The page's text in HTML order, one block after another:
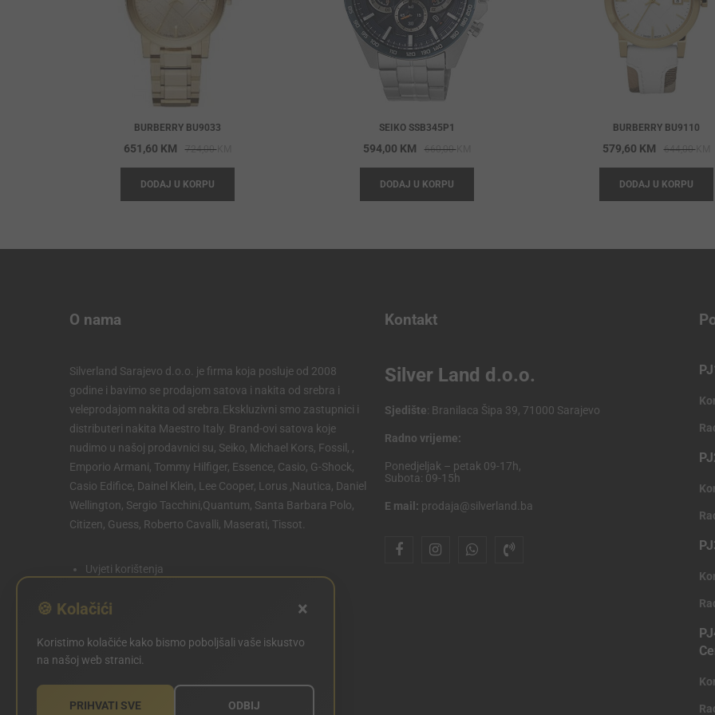
BURBERRY BU9033
724,00KM
price
724,00 KM.
651,60 KM
price
651,60 KM.
DODAJ U KORPU
SEIKO SSB345P1
660,00KM
price
660,00 KM.
594,00 KM
price
594,00 KM.
DODAJ U KORPU
BURBERRY BU9110
644,00KM
579,60 KM
DODAJ U KORPU
O nama
Silverland Sarajevo d.o.o. je firma koja posluje od 2008
godine i bavimo se prodajom satova i nakita od srebra i
veleprodajom nakita od srebra.Ekskluzivni smo zastupnici i
distributeri nakita Maestro Italy. Brand-ovi satova koje
nudimo u našoj prodavnici su, Seiko, Michael Kors, Fossil, ,
Emporio Armani, Tommy Hilfiger, Essence, Casio, G-Shock,
Casio Edifice, Dainel Klein, Lee Cooper, Lorus ,Nautica, Daniel
Wellington, Sergio Tacchini,Quantum, Santa Barbara Polo,
Citizen, Guess, Roberto Cavalli, Maserati, Tissot.
Uvjeti korištenja
Politika kolačića
POSTAVKE KOLAČIĆA
Kontakt
Silver Land d.o.o.
Sjedište: Branilaca Šipa 39, 71000 Sarajevo
Radno vrijeme:
Ponedjeljak – petak 09-17h,
Subota: 09-15h
E mail: prodaja@silverland.ba
🍪 Kolačići ×
Koristimo kolačiće kako bismo poboljšali vaše iskustvo
na našoj web stranici.
PRIHVATI SVE ODBIJ